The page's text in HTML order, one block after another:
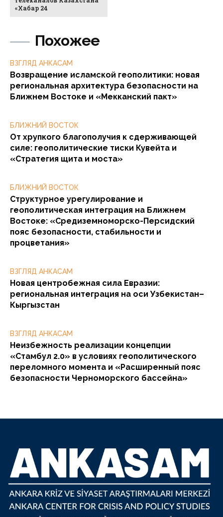
Похожее
ВЗГЛЯД АНКАСАМ
Возвращение исламской геополитики: новая
региональная архитектура безопасности на
Ближнем Востоке и «Мекканский пакт»
БЛИЖНИЙ ВОСТОК
От хрупкого благополучия к сдерживающей
силе: геополитические тиски Кувейта и
«Стратегия щита и моста»
БЛИЖНИЙ ВОСТОК
Структурное урегулирование и
геополитическая интеграция на Ближнем
Востоке: «Средиземноморско-Персидский
пояс безопасности, стабильности и
процветания»
ВЗГЛЯД АНКАСАМ
Новая центробежная сила Евразии:
региональная интеграция на оси Узбекистан–
Кыргызстан
ВЗГЛЯД АНКАСАМ
Неизбежность реализации концепции
«Стамбул 2.0» в условиях геополитического
переломного момента и «Расширенный пояс
безопасности Черноморского бассейна»
«Хабар 24